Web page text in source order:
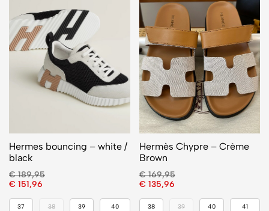
Hermes bouncing – white /
black
€189,95
€ 151,96
37 38 39 40
Hermès Chypre – Crème
Brown
€169,95
€ 135,96
38 39 40 41